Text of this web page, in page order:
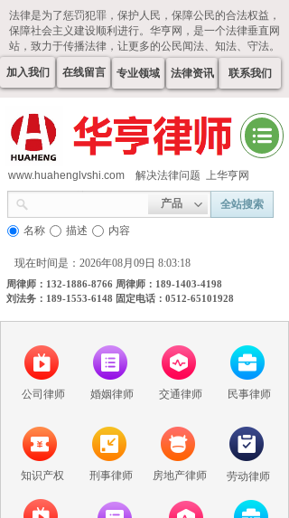
法律是为了惩罚犯罪，保护人民，保障公民的合法权益，
保障社会主义建设顺利进行。华亨网，是一个法律垂直网
站，致力于传播法律，让更多的公民闻法、知法、守法。
在线留言 专业领域 法律资讯 联系我们
加入我们
产品 全站搜索
名称 描述 内容
现在时间是：2026年08月09日 8:03:18
www.huahenglvshi.com 解决法律问题 上华亨网
周律师：132-1886-8766 周律师：189-1403-4198
刘法务：189-1553-6148 固定电话：0512-65101928
公司律师 婚姻律师 交通律师 民事律师
知识产权 刑事律师 房地产律师 劳动律师